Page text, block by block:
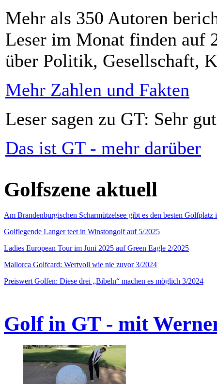
Mehr als 350 Autoren
Leser im Monat finden auf
über Politik, Gesellschaft,
Mehr Zahlen und Fakten
Leser sagen zu GT: Sehr
Das ist GT - mehr darüber
Golfszene aktuell
Am Brandenburgischen Scharmützelsee gibt es den besten
Golflegende Langer teet in Winstongolf auf 5/2025
Ladies European Tour im Juni 2025 auf Green Eagle 2/2025
Mallorca Golfcard: Wertvoll wie nie zuvor 3/2024
Preiswert Golfen: Diese drei „Bibeln“ machen es möglich 3/2024
Golf in GT - mit